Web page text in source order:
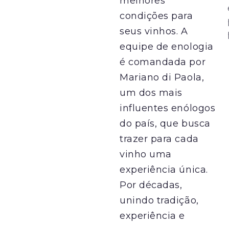
condições para
seus vinhos. A
equipe de enologia
é comandada por
Mariano di Paola,
um dos mais
influentes enólogos
do país, que busca
trazer para cada
vinho uma
experiência única.
Por décadas,
unindo tradição,
experiência e